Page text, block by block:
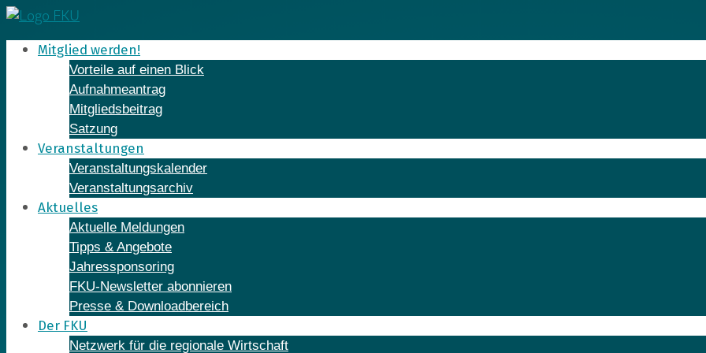
Skip
to
contentMitglied werden!
Vorteile auf einen Blick
Aufnahmeantrag
Mitgliedsbeitrag
Satzung
Veranstaltungen
Veranstaltungskalender
Veranstaltungsarchiv
Aktuelles
Aktuelle Meldungen
Tipps & Angebote
Jahressponsoring
FKU-Newsletter abonnieren
Presse & Downloadbereich
Der FKU
Netzwerk für die regionale Wirtschaft